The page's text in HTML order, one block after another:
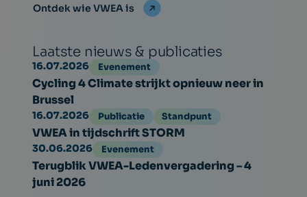
Ontdek wie VWEA is
Laatste nieuws & publicaties
16.07.2026 Evenement
Cycling 4 Climate strijkt opnieuw neer in
Brussel
16.07.2026 Publicatie Standpunt
VWEA in tijdschrift STORM
30.06.2026 Evenement
Terugblik VWEA-Ledenvergadering – 4
juni 2026